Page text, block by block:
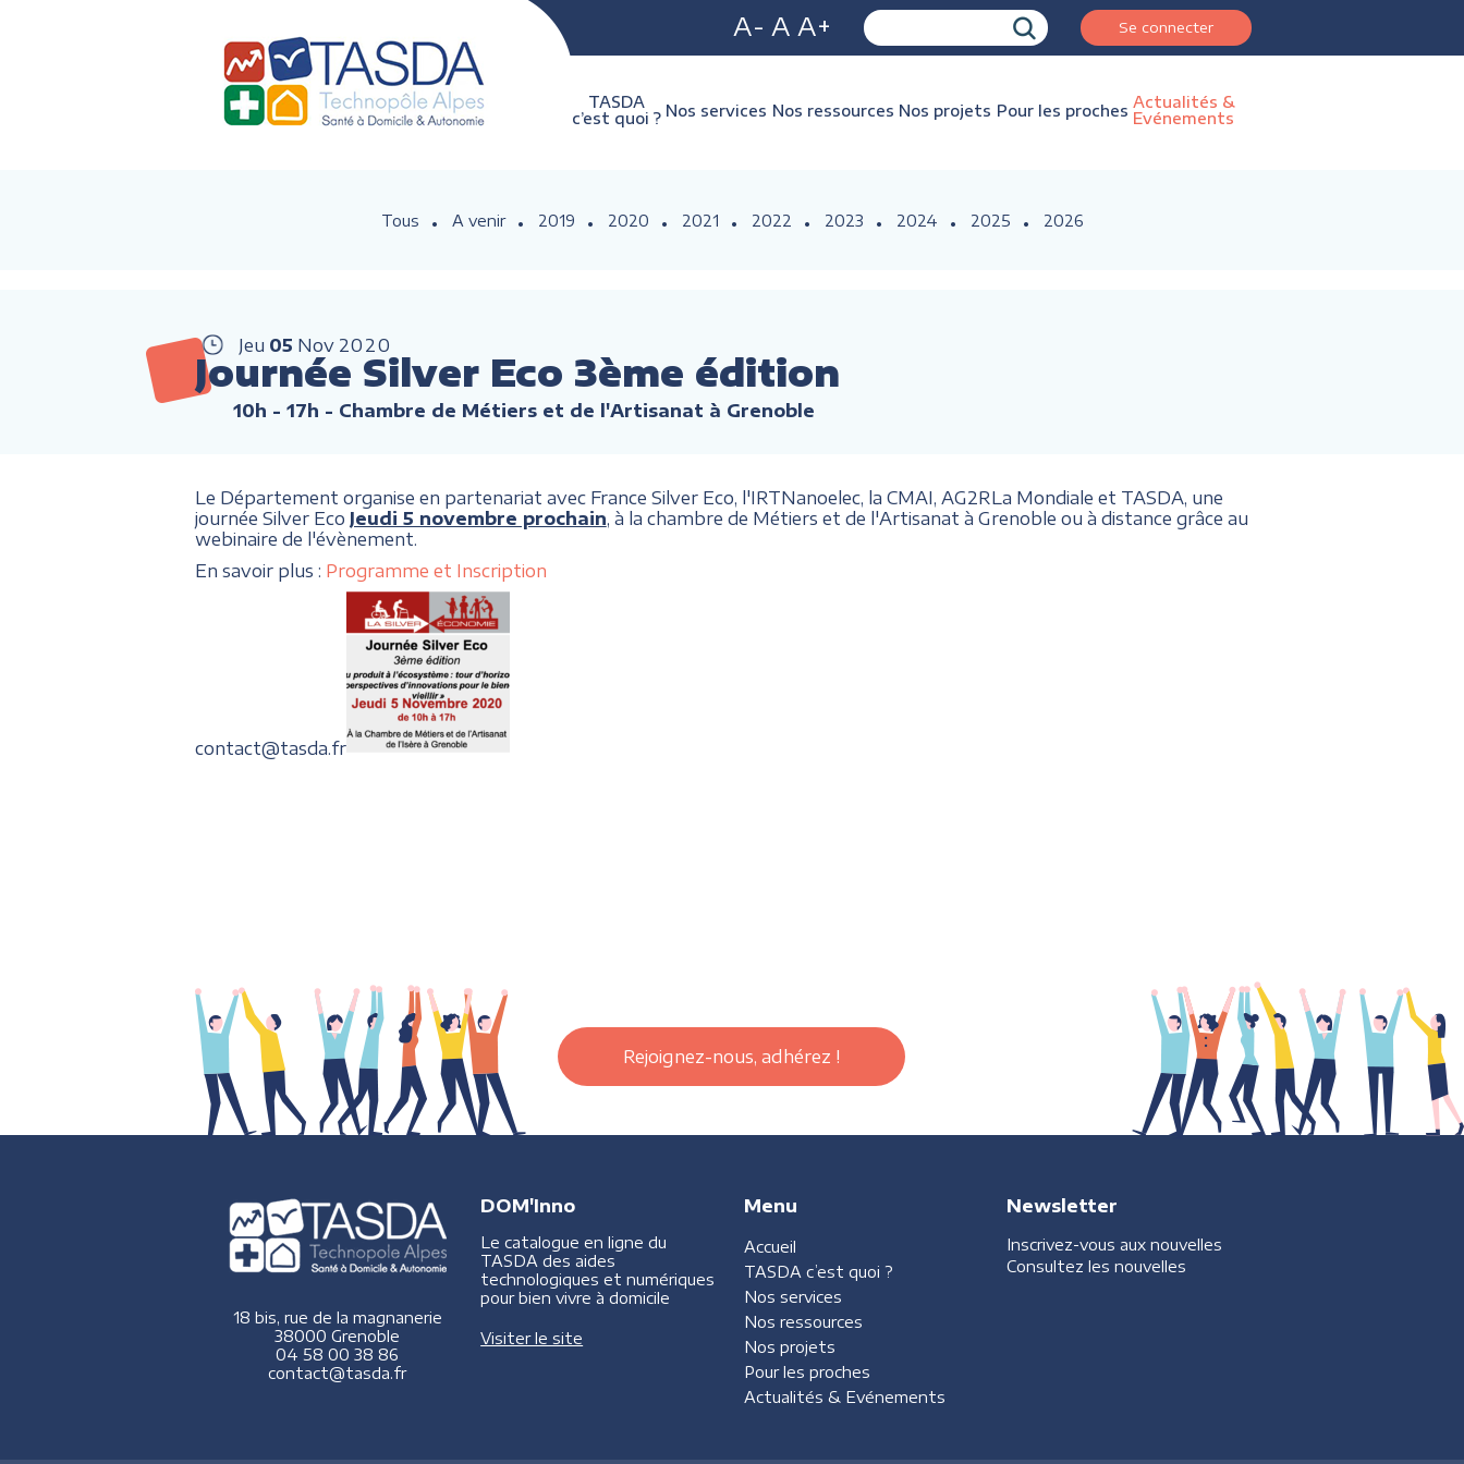
A- A A+ Se connecter
TASDA
c’est quoi ? Nos services Nos ressources Nos projets Pour les proches Actualités &
Evénements
Tous A venir 2019 2020 2021 2022 2023 2024 2025 2026
Jeu 05 Nov 2020
Journée Silver Eco 3ème édition
10h - 17h - Chambre de Métiers et de l'Artisanat à Grenoble
Le Département organise en partenariat avec France Silver Eco, l'IRTNanoelec, la CMAI, AG2RLa Mondiale et TASDA, une
journée Silver Eco Jeudi 5 novembre prochain, à la chambre de Métiers et de l'Artisanat à Grenoble ou à distance grâce au
webinaire de l'évènement.
En savoir plus : Programme et Inscription
contact@tasda.fr
Rejoignez-nous, adhérez !
18 bis, rue de la magnanerie
38000 Grenoble
04 58 00 38 86
contact@tasda.fr
DOM'Inno
Le catalogue en ligne du
TASDA des aides
technologiques et numériques
pour bien vivre à domicile
Visiter le site
Menu
Accueil
TASDA c’est quoi ?
Nos services
Nos ressources
Nos projets
Pour les proches
Actualités & Evénements
Newsletter
Inscrivez-vous aux nouvelles
Consultez les nouvelles